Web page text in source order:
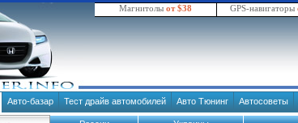
Магнитолы от $38 GPS-навигаторы
Авто-базар Тест драйв автомобилей Авто Тюнинг Автосоветы